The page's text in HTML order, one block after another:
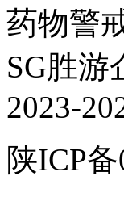
药物警
SG胜
2023-
陕ICP